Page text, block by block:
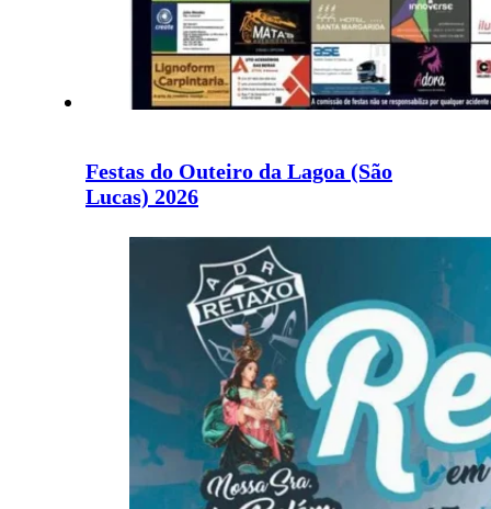
Festas do Outeiro da Lagoa (São
Lucas) 2026